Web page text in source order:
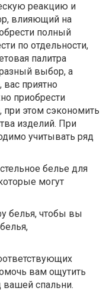
реакцию и
влияющий на
полный
по отдельности,
палитра
выбор, а
вас приятно
приобрести
при этом сэкономить
изделий. При
учитывать ряд
белье для
могут
белья, чтобы вы
вам ощутить
спальни.